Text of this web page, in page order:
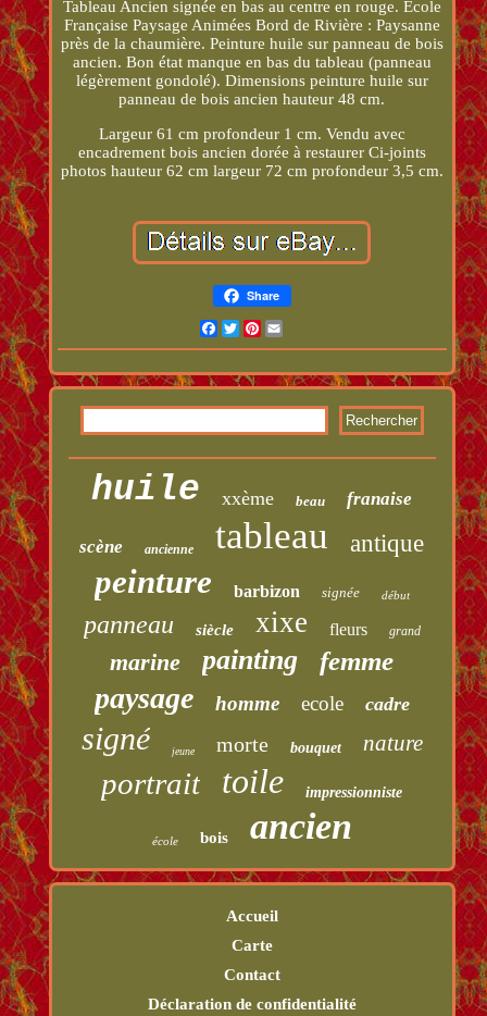
Tableau Ancien signée en bas au centre en rouge. École
Française Paysage Animées Bord de Rivière : Paysanne
près de la chaumière. Peinture huile sur panneau de bois
ancien. Bon état manque en bas du tableau (panneau
légèrement gondolé). Dimensions peinture huile sur
panneau de bois ancien hauteur 48 cm.
Largeur 61 cm profondeur 1 cm. Vendu avec
encadrement bois ancien dorée à restaurer Ci-joints
photos hauteur 62 cm largeur 72 cm profondeur 3,5 cm.
Share
Facebook
TwitterPinterest
huile xxème beau franaise
scène ancienne tableau antique
peinture barbizon signée début
panneau siècle xixe fleurs grand
marine painting femme
paysage homme ecole cadre
signé jeune morte bouquet nature
portrait toile impressionniste
école bois ancien
Accueil
Carte
Contact
Déclaration de confidentialité